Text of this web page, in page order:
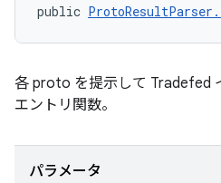
public
各 proto を提示して Tradefed
エントリ関数。
パラメータ